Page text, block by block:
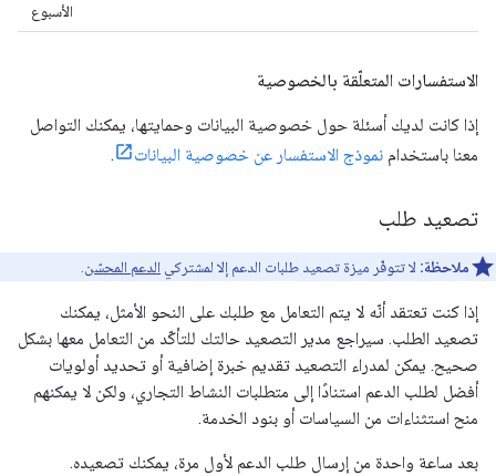
الأسبوع
الاستفسارات المتعلّقة بالخصوصية
إذا كانت لديك أسئلة حول خصوصية البيانات وحمايتها، يمكنك التواصل
معنا باستخدام نموذج الاستفسار عن خصوصية البيانات .
تصعيد طلب
ملاحظة: لا تتوفّر ميزة تصعيد طلبات الدعم إلا لمشتركي الدعم المحسّن
إذا كنت تعتقد أنّه لا يتم التعامل مع طلبك على النحو الأمثل، يمكنك
تصعيد الطلب. سيراجع مدير التصعيد حالتك للتأكّد من التعامل معها بشكل
صحيح. يمكن لمدراء التصعيد تقديم خبرة إضافية أو تحديد أولويات
أفضل لطلب الدعم استنادًا إلى متطلبات النشاط التجاري، ولكن لا يمكنهم
منح استثناءات من السياسات أو بنود الخدمة.
بعد ساعة واحدة من إرسال طلب الدعم لأول مرة، يمكنك تصعيده.